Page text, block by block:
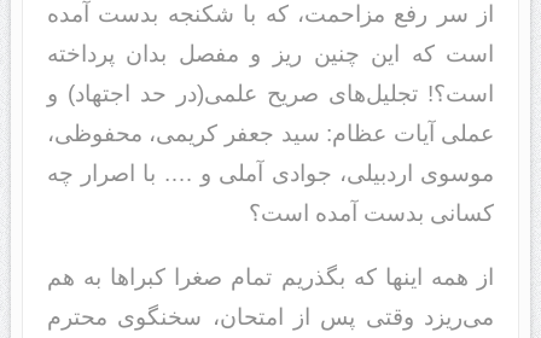
از سر رفع مزاحمت، که با شکنجه بدست آمده
است که این چنین ریز و مفصل بدان پرداخته
است؟! تجلیل‌های صریح علمی(در حد اجتهاد) و
عملی آیات‌ عظام: سید جعفر کریمی، محفوظی،
موسوی اردبیلی، جوادی آملی و …. با اصرار چه
کسانی بدست آمده است؟
از همه اینها که بگذریم تمام صغرا کبراها به هم
می‌ریزد وقتی پس از امتحان، سخنگوی محترم